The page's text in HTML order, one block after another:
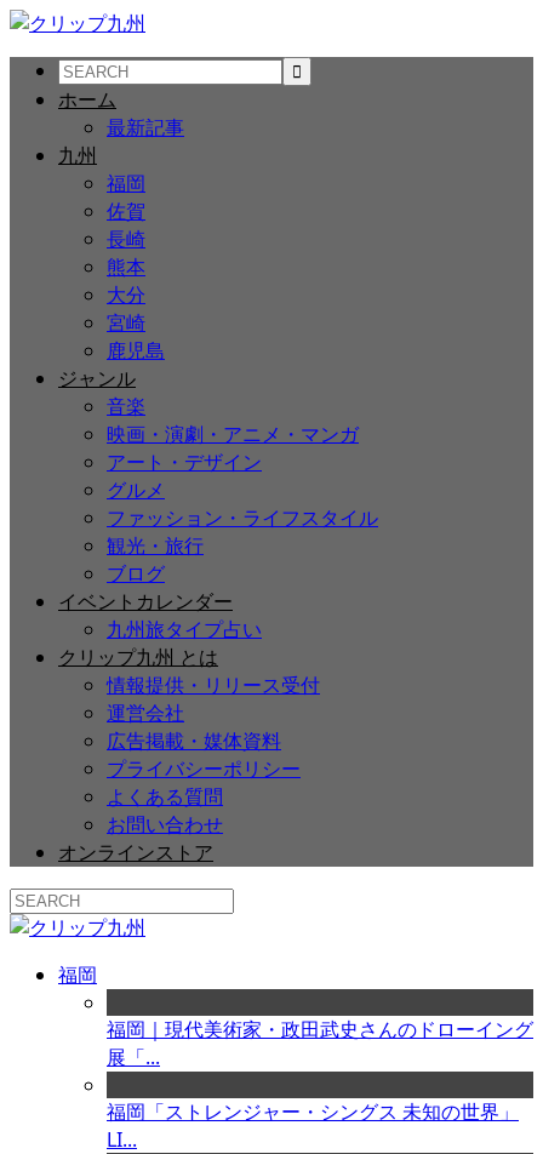
ホーム
最新記事
九州
福岡
佐賀
長崎
熊本
大分
宮崎
鹿児島
ジャンル
音楽
映画・演劇・アニメ・マンガ
アート・デザイン
グルメ
ファッション・ライフスタイル
観光・旅行
ブログ
イベントカレンダー
九州旅タイプ占い
クリップ九州 とは
情報提供・リリース受付
運営会社
広告掲載・媒体資料
プライバシーポリシー
よくある質問
お問い合わせ
オンラインストア
福岡
福岡｜現代美術家・政田武史さんのドローイング
展「...
福岡「ストレンジャー・シングス 未知の世界」
LI...